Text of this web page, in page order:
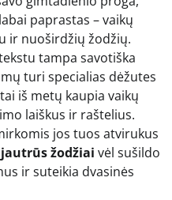
paprastas – vaikų
ir nuoširdžių žodžių.
tampa savotiška
turi specialias dėžutes
iš metų kaupia vaikų
laiškus ir raštelius.
jos tuos atvirukus
jautrūs žodžiai vėl sušildo
ir suteikia dvasinės